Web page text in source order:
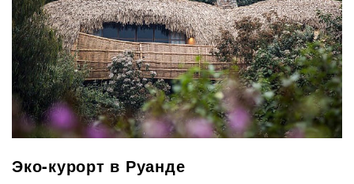
Эко-курорт в Руанде